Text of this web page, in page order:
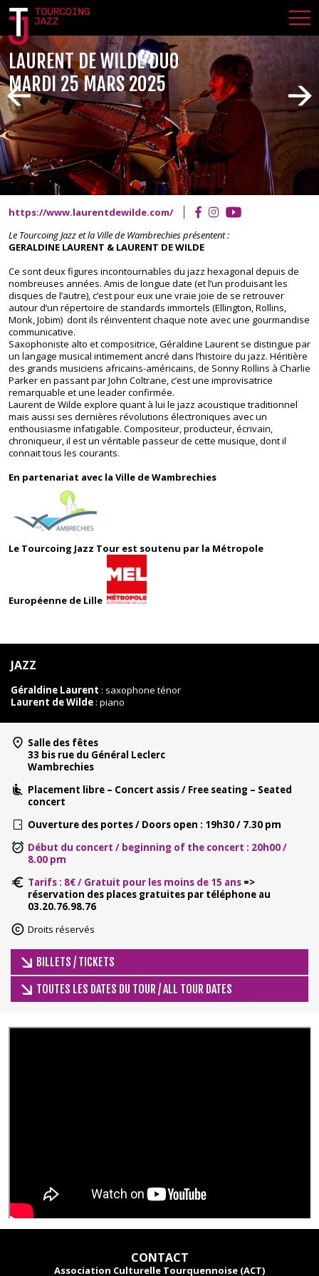
LAURENT DE WILDE DUO
MARDI 25 MARS 2025
https://www.laurentdewilde.com/
Le Tourcoing Jazz et la Ville de Wambrechies présentent :
GERALDINE LAURENT & LAURENT DE WILDE
Ce sont deux figures incontournables du jazz hexagonal depuis de
nombreuses années. Amis de longue date (et l’un produisant les
disques de l’autre), c’est pour eux une vraie joie de se retrouver
autour d’un répertoire de standards immortels (Ellington, Rollins,
Monk, Jobim) dont ils réinventent chaque note avec une gourmandise
communicative.
Saxophoniste alto et compositrice, Géraldine Laurent se distingue par
un langage musical intimement ancré dans l’histoire du jazz. Héritière
des grands musiciens africains-américains, de Sonny Rollins à Charlie
Parker en passant par John Coltrane, c’est une improvisatrice
remarquable et une leader confirmée.
Laurent de Wilde explore quant à lui le jazz acoustique traditionnel
mais aussi ses dernières révolutions électroniques avec un
enthousiasme infatigable. Compositeur, producteur, écrivain,
chroniqueur, il est un véritable passeur de cette musique, dont il
connait tous les courants.
En partenariat avec la Ville de Wambrechies
Le Tourcoing Jazz Tour est soutenu par la Métropole
Européenne de Lille
JAZZ
Géraldine Laurent : saxophone ténor
Laurent de Wilde : piano
Salle des fêtes
33 bis rue du Général Leclerc
Wambrechies
Placement libre – Concert assis / Free seating – Seated
concert
Ouverture des portes / Doors open : 19h30 / 7.30 pm
Début du concert / beginning of the concert : 20h00 /
8.00 pm
Tarifs : 8€ / Gratuit pour les moins de 15 ans =>
réservation des places gratuites par téléphone au
03.20.76.98.76
Droits réservés
BILLETS / TICKETS
TOUTES LES DATES DU TOUR / ALL TOUR DATES
CONTACT
Association Culturelle Tourquennoise (ACT)